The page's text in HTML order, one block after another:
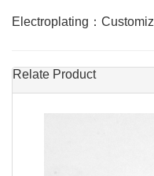
Electroplating：
Relate Product